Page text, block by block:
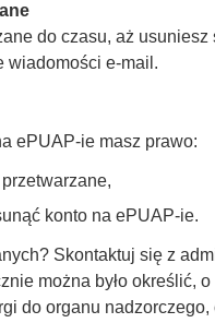
do czasu, aż
wiadomości e-mail.
ePUAP-ie masz prawo:
konto na ePUAP-ie.
Skontaktuj się z
można było określić,
do organu